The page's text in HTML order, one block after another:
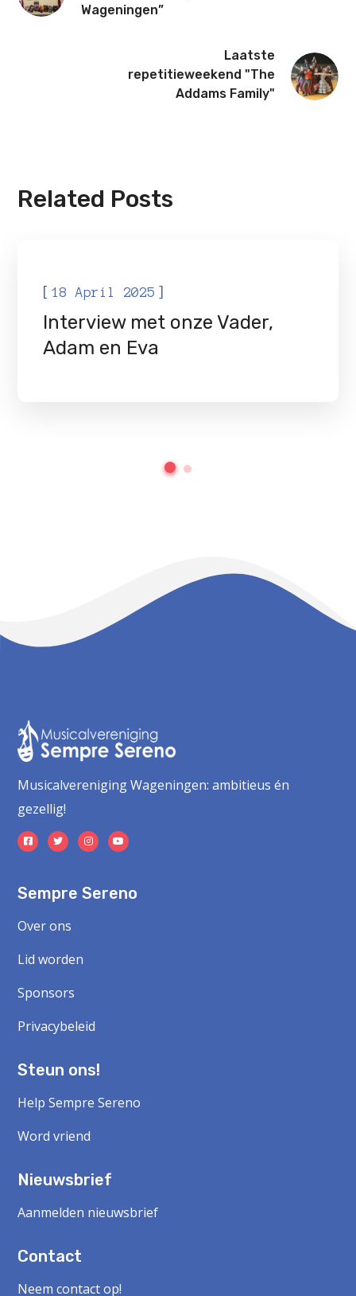
Wageningen”
Laatste
repetitieweekend "The
Addams Family"
Related Posts
[18 April 2025 ]
Interview met onze Vader,
Adam en Eva
Musicalvereniging Wageningen: ambitieus én
gezellig!
Sempre Sereno
Over ons
Lid worden
Sponsors
Privacybeleid
Steun ons!
Help Sempre Sereno
Word vriend
Nieuwsbrief
Aanmelden nieuwsbrief
Contact
Neem contact op!